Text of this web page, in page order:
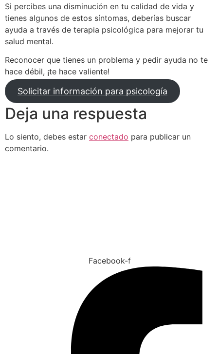
Si percibes una disminución en tu calidad de vida y
tienes algunos de estos síntomas, deberías buscar
ayuda a través de terapia psicológica para mejorar tu
salud mental.
Reconocer que tienes un problema y pedir ayuda no te
hace débil, ¡te hace valiente!
Solicitar información para psicología
Deja una respuesta
Lo siento, debes estar conectado para publicar un
comentario.
Facebook-f